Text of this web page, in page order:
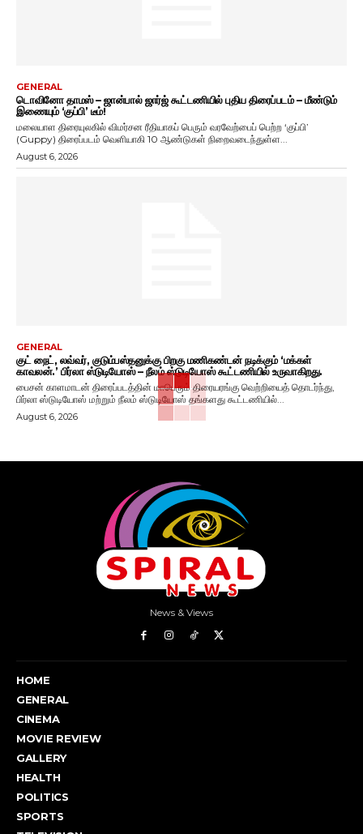
GENERAL
டொவினோ தாமஸ் – ஜான்பால் ஜார்ஜ் கூட்டணியில் புதிய திரைப்படம் – மீண்டும்
இணையும் ‘குப்பி’ டீம்!
மலையாள திரையுலகில் விமர்சன ரீதியாகப் பெரும் வரவேற்பைப் பெற்ற ‘குப்பி’
(Guppy) திரைப்படம் வெளியாகி 10 ஆண்டுகள் நிறைவடைந்துள்ள...
August 6, 2026
GENERAL
குட் நைட், லவ்வர், குடும்பஸ்தனுக்கு பிறகு மணிகண்டன் நடிக்கும் ‘மக்கள்
காவலன்.’ பிர்லா ஸ்டுடியோஸ் – நீலம் ஸ்டுடியோஸ் கூட்டணியில் உருவாகிறது.
பைசன் காளமாடன் திரைப்படத்தின் மாபெரும் திரையரங்கு வெற்றியைத் தொடர்ந்து,
பிர்லா ஸ்டுடியோஸ் மற்றும் நீலம் ஸ்டுடியோஸ் தங்களது கூட்டணியில்...
August 6, 2026
News & Views
HOME
GENERAL
CINEMA
MOVIE REVIEW
GALLERY
HEALTH
POLITICS
SPORTS